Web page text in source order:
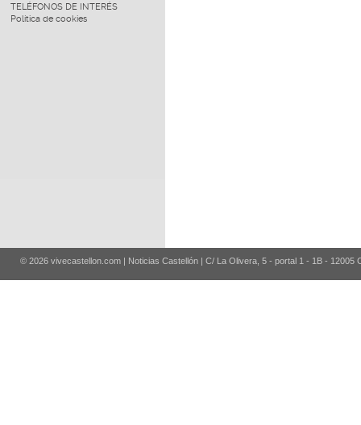
TELÉFONOS DE INTERÉS
Política de cookies
© 2026 vivecastellon.com | Noticias Castellón | C/ La Olivera, 5 - portal 1 - 1B - 12005